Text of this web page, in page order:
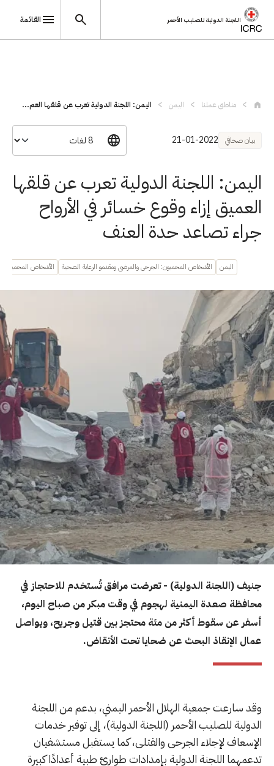
اللجنة الدولية للصليب الأحمر القائمة
مناطق عملنا اليمن اليمن: اللجنة الدولية تعرب عن قلقها العم...
بيان صحافي 21-01-2022
اليمن: اللجنة الدولية تعرب عن قلقها
العميق إزاء وقوع خسائر في الأرواح
جراء تصاعد حدة العنف
اليمن الأشخاص المحميون: الجرحى والمرضى ومقدمو الرعاية الصحية الأشخاص المحميون:
جنيف (اللجنة الدولية) - تعرضت مرافق تُستخدم للاحتجاز في
محافظة صعدة اليمنية لهجوم في وقت مبكر من صباح اليوم،
أسفر عن سقوط أكثر من مئة محتجز بين قتيل وجريح، ويواصل
عمال الإنقاذ البحث عن ضحايا تحت الأنقاض.
وقد سارعت جمعية الهلال الأحمر اليمني، بدعم من اللجنة
الدولية للصليب الأحمر (اللجنة الدولية)، إلى توفير خدمات
الإسعاف لإجلاء الجرحى والقتلى، كما يستقبل مستشفيان
تدعمهما اللجنة الدولية بإمدادات طوارئ طبية أعدادًا كبيرة